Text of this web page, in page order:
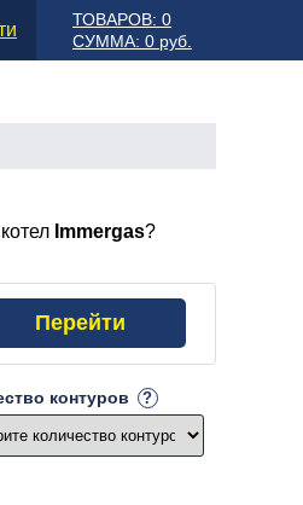
ТОВАРОВ: 0
СУММА: 0 руб.
Immergas?
Перейти
контуров